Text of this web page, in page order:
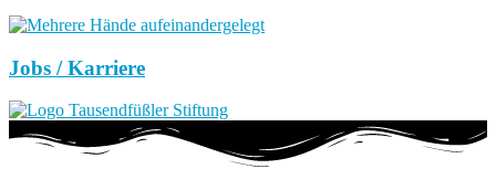
Jobs / Karriere